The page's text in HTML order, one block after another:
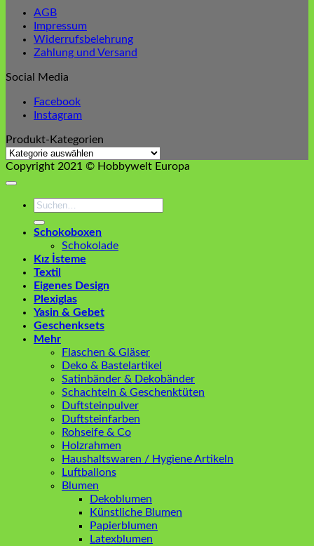
gewählt
werden
AGB
Impressum
Widerrufsbelehrung
Zahlung und Versand
Social Media
Facebook
Instagram
Produkt-Kategorien
Copyright 2021 © Hobbywelt Europa
Suchen
Schokoboxen
Schokolade
Kız İsteme
Textil
Eigenes Design
Plexiglas
Yasin & Gebet
Geschenksets
Mehr
Flaschen & Gläser
Deko & Bastelartikel
Satinbänder & Dekobänder
Schachteln & Geschenktüten
Duftsteinpulver
Duftsteinfarben
Rohseife & Co
Holzrahmen
Haushaltswaren / Hygiene Artikeln
Luftballons
Blumen
Dekoblumen
Künstliche Blumen
Papierblumen
Latexblumen